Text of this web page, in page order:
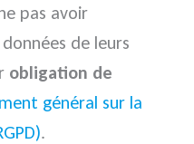
pas avoir
de leurs
obligation de
général sur la
.